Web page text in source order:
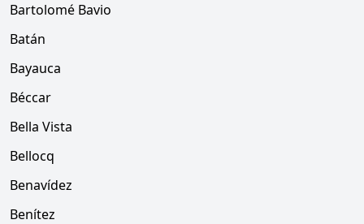
Bartolomé Bavio
Batán
Bayauca
Béccar
Bella Vista
Bellocq
Benavídez
Benítez